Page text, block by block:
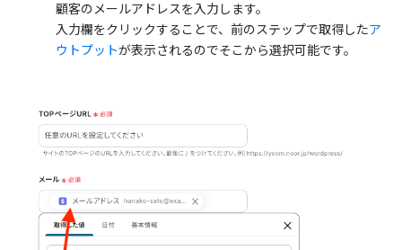
顧客のメールアドレスを入力します。
入力欄をクリックすることで、前のステップで取得したア
ウトプットが表示されるのでそこから選択可能です。